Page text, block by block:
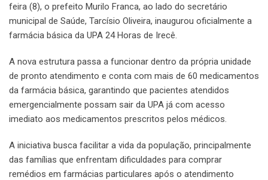
feira (8), o prefeito Murilo Franca, ao lado do secretário
municipal de Saúde, Tarcísio Oliveira, inaugurou oficialmente a
farmácia básica da UPA 24 Horas de Irecê.
A nova estrutura passa a funcionar dentro da própria unidade
de pronto atendimento e conta com mais de 60 medicamentos
da farmácia básica, garantindo que pacientes atendidos
emergencialmente possam sair da UPA já com acesso
imediato aos medicamentos prescritos pelos médicos.
A iniciativa busca facilitar a vida da população, principalmente
das famílias que enfrentam dificuldades para comprar
remédios em farmácias particulares após o atendimento